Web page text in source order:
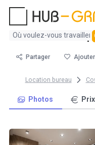
Aucun
trouvé
Bureau fermé 1
Partager
Location bureau
Photos Prix